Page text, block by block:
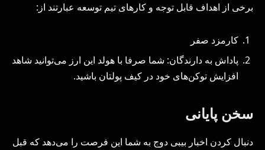
برخی از اهداف قابل توجه و کارهای تیم توسعه عبارتند از:
کارمزد صفر
پاداش به دارندگان: شما صرفا با هولد این ارز می‌توانید شاهد
افزایش توکن‌های خود در کیف پولتان باشید.
سخن پایانی
دنبال کردن اخبار بیبی دوج به شما این فرصت را می‌دهد که قبل